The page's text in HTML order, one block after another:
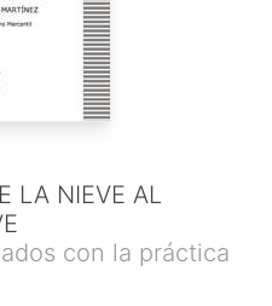
LA NIEVE AL
con la práctica